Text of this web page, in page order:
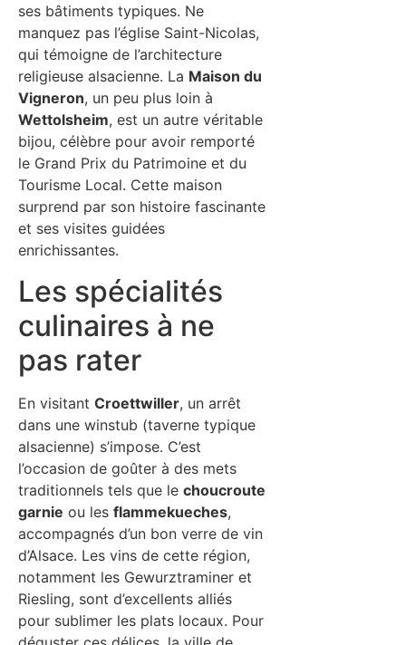
ses bâtiments typiques. Ne
manquez pas l’église Saint-Nicolas,
qui témoigne de l’architecture
religieuse alsacienne. La Maison du
Vigneron, un peu plus loin à
Wettolsheim, est un autre véritable
bijou, célèbre pour avoir remporté
le Grand Prix du Patrimoine et du
Tourisme Local. Cette maison
surprend par son histoire fascinante
et ses visites guidées
enrichissantes.
Les spécialités
culinaires à ne
pas rater
En visitant Croettwiller, un arrêt
dans une winstub (taverne typique
alsacienne) s’impose. C’est
l’occasion de goûter à des mets
traditionnels tels que le choucroute
garnie ou les flammekueches,
accompagnés d’un bon verre de vin
d’Alsace. Les vins de cette région,
notamment les Gewurztraminer et
Riesling, sont d’excellents alliés
pour sublimer les plats locaux. Pour